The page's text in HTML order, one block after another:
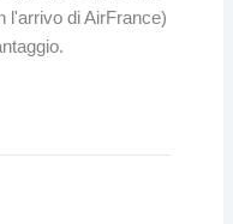
l'arrivo di AirFrance)